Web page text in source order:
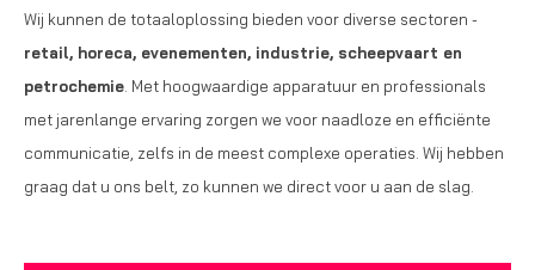
Wij kunnen de totaaloplossing bieden voor diverse sectoren -
retail, horeca, evenementen, industrie, scheepvaart en
petrochemie . Met hoogwaardige apparatuur en professionals
met jarenlange ervaring zorgen we voor naadloze en efficiënte
communicatie, zelfs in de meest complexe operaties. Wij hebben
graag dat u ons belt, zo kunnen we direct voor u aan de slag.